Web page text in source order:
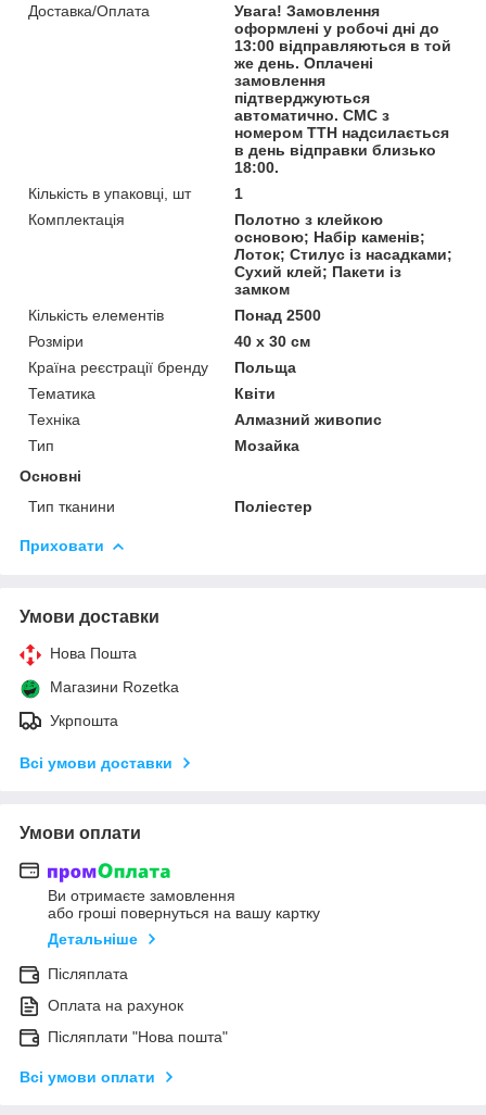
Доставка/Оплата
Увага! Замовлення
оформлені у робочі дні до
13:00 відправляються в той
же день. Оплачені
замовлення
підтверджуються
автоматично. СМС з
номером ТТН надсилається
в день відправки близько
18:00.
Кількість в упаковці, шт
1
Комплектація
Полотно з клейкою
основою; Набір каменів;
Лоток; Стилус із насадками;
Сухий клей; Пакети із
замком
Кількість елементів
Понад 2500
Розміри
40 x 30 см
Країна реєстрації бренду
Польща
Тематика
Квіти
Техніка
Алмазний живопис
Тип
Мозайка
Основні
Тип тканини
Поліестер
Приховати
Умови доставки
Нова Пошта
Магазини Rozetka
Укрпошта
Всі умови доставки
Умови оплати
Ви отримаєте замовлення
або гроші повернуться на вашу картку
Детальніше
Післяплата
Оплата на рахунок
Післяплати "Нова пошта"
Всі умови оплати